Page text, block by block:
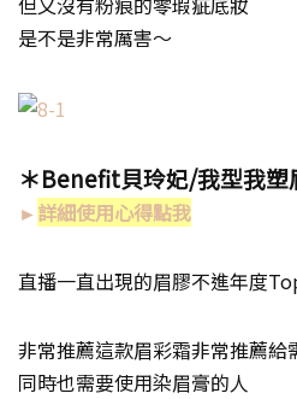
是不是非常厲害～
＊Benefit貝玲妃/我型我塑
► 詳細使用心得點我
直播一直出現的眉膠不進年度
非常推薦這款眉彩霜非常推薦給
同時也需要使用染眉膏的人